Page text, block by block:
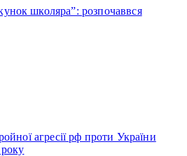
школяра”: розпочаввся
агресії рф проти України